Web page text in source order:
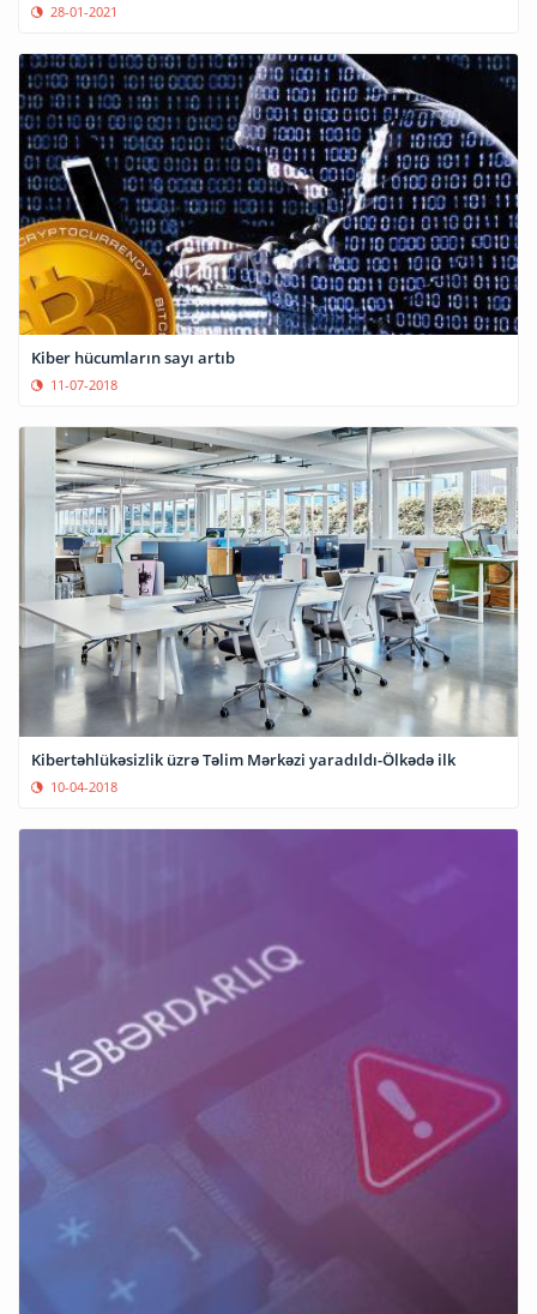
28-01-2021
Kiber hücumların sayı artıb
11-07-2018
Kibertəhlükəsizlik üzrə Təlim Mərkəzi yaradıldı-Ölkədə ilk
10-04-2018